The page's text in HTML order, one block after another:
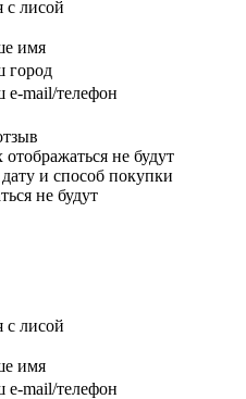
с лисой
имя
город
e-mail/телефон
не будут
и способ покупки
не будут
с лисой
имя
e-mail/телефон